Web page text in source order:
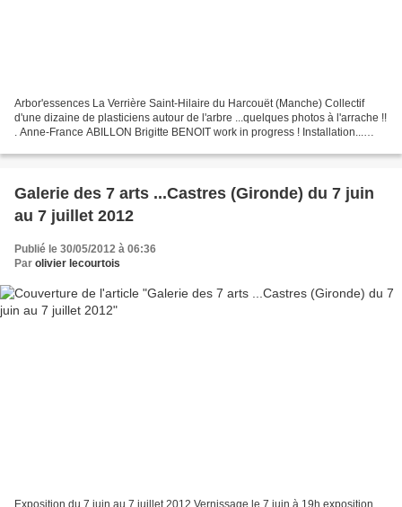
Arbor'essences La Verrière Saint-Hilaire du Harcouët (Manche) Collectif
d'une dizaine de plasticiens autour de l'arbre ...quelques photos à l'arrache !!
. Anne-France ABILLON Brigitte BENOIT work in progress ! Installation...
Galerie des 7 arts ...Castres (Gironde) du 7 juin
au 7 juillet 2012
Publié le 30/05/2012 à 06:36
Par olivier lecourtois
Exposition du 7 juin au 7 juillet 2012 Vernissage le 7 juin à 19h exposition